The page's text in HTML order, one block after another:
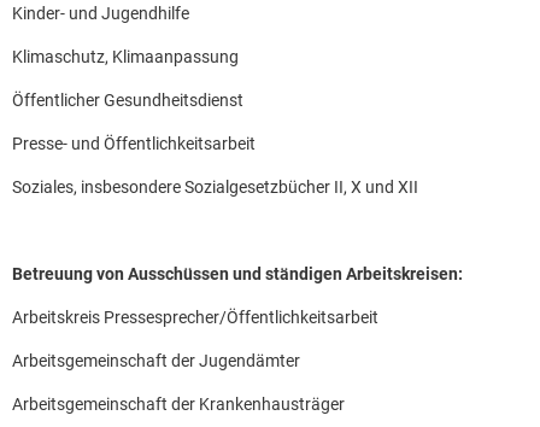
Kinder- und Jugendhilfe
Klimaschutz, Klimaanpassung
Öffentlicher Gesundheitsdienst
Presse- und Öffentlichkeitsarbeit
Soziales, insbesondere Sozialgesetzbücher II, X und XII
Betreuung von Ausschüssen und ständigen Arbeitskreisen:
Arbeitskreis Pressesprecher/Öffentlichkeitsarbeit
Arbeitsgemeinschaft der Jugendämter
Arbeitsgemeinschaft der Krankenhausträger